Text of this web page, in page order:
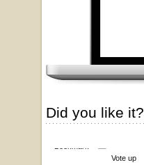
Did you like it?
Vote up